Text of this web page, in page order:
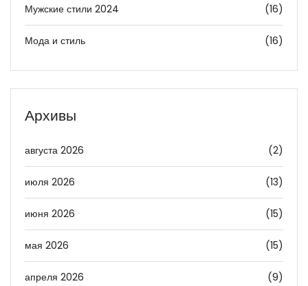
Мужские стили 2024 (16)
Мода и стиль (16)
Архивы
августа 2026 (2)
июля 2026 (13)
июня 2026 (15)
мая 2026 (15)
апреля 2026 (9)